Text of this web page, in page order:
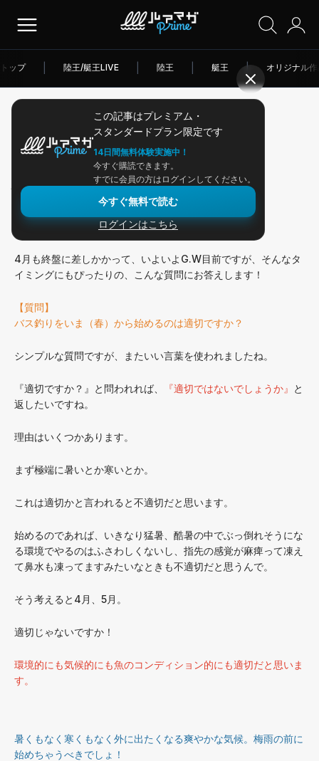
トップ 陸王/艇王LIVE 陸王 艇王 | オリジナル
この記事はプレミアム・
スタンダードプラン限定です
14日間無料体験実施中！
今すぐ購読できます。
すでに会員の方はログインしてください。
今すぐ無料で読む
ログインはこちら
アングラー連載
バス釣りを春に始めるのは？
おはようございます、こんにちは、こんばんは。
4月も終盤に差しかかって、いよいよG.W目前ですが、そんなタ
イミングにもぴったりの、こんな質問にお答えします！
【質問】
バス釣りをいま（春）から始めるのは適切ですか？
シンプルな質問ですが、またいい言葉を使われましたね。
『適切ですか？』と問われれば、 『適切ではないでしょうか』 と
返したいですね。
理由はいくつかあります。
まず極端に暑いとか寒いとか。
これは適切かと言われると不適切だと思います。
始めるのであれば、いきなり猛暑、酷暑の中でぶっ倒れそうにな
る環境でやるのはふさわしくないし、指先の感覚が麻痺って凍え
て鼻水も凍ってますみたいなときも不適切だと思うんで。
そう考えると4月、5月。
適切じゃないですか！
環境的にも気候的にも魚のコンディション的にも適切だと思いま
す。
暑くもなく寒くもなく外に出たくなる爽やかな気候。梅雨の前に
始めちゃうべきでしょ！